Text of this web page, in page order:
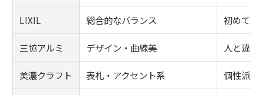
LIXIL 総合的なバランス 初めての
三協アルミ デザイン・曲線美 人と違う
美濃クラフト 表札・アクセント系 個性派・